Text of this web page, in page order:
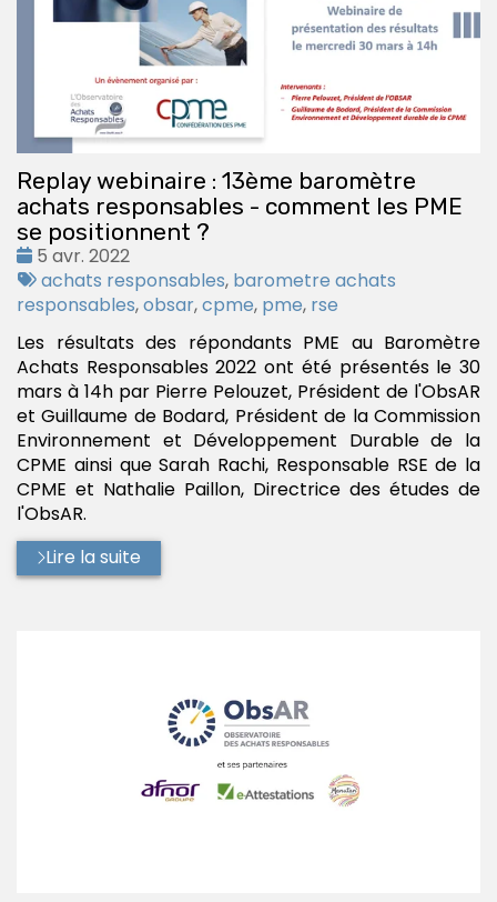
Replay webinaire : 13ème baromètre
achats responsables - comment les PME
se positionnent ?
Date
:
5 avr. 2022
Tags
:
achats responsables, barometre achats
responsables,obsar,cpme, pme, rse
Les résultats des répondants PME au Baromètre
Achats Responsables 2022 ont été présentés le 30
mars à 14h par Pierre Pelouzet, Président de l'ObsAR
et Guillaume de Bodard, Président de la Commission
Environnement et Développement Durable de la
CPME ainsi que Sarah Rachi, Responsable RSE de la
CPME et Nathalie Paillon, Directrice des études de
l'ObsAR.
Lire la suite